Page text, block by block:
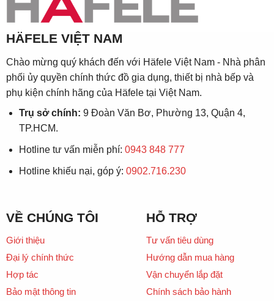
HÄFELE VIỆT NAM
Chào mừng quý khách đến với Häfele Việt Nam - Nhà phân
phối ủy quyền chính thức đồ gia dụng, thiết bị nhà bếp và
phụ kiện chính hãng của Häfele tại Việt Nam.
Trụ sở chính: 9 Đoàn Văn Bơ, Phường 13, Quận 4,
TP.HCM.
Hotline tư vấn miễn phí: 0943 848 777
Hotline khiếu nại, góp ý: 0902.716.230
VỀ CHÚNG TÔI
Giới thiệu
Đại lý chính thức
Hợp tác
Bảo mật thông tin
HỖ TRỢ
Tư vấn tiêu dùng
Hướng dẫn mua hàng
Vận chuyển lắp đặt
Chính sách bảo hành